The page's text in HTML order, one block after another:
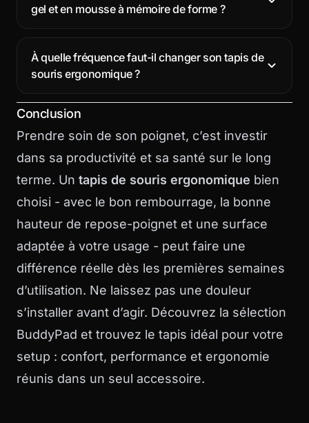
gel et en mousse à mémoire de forme ?
À quelle fréquence faut-il changer son tapis de
souris ergonomique ?
Conclusion
Prendre soin de son poignet, c’est investir
dans sa productivité et sa santé sur le long
terme. Un tapis de souris ergonomique bien
choisi - avec le bon rembourrage, la bonne
hauteur de repose-poignet et une surface
adaptée à votre usage - peut faire une
différence réelle dès les premières semaines
d’utilisation. Ne laissez pas une douleur
s’installer avant d’agir. Découvrez la sélection
BuddyPad et trouvez le tapis idéal pour votre
setup : confort, performance et ergonomie
réunis dans un seul accessoire.